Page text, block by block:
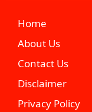
Home
About Us
Contact Us
Disclaimer
Privacy Policy